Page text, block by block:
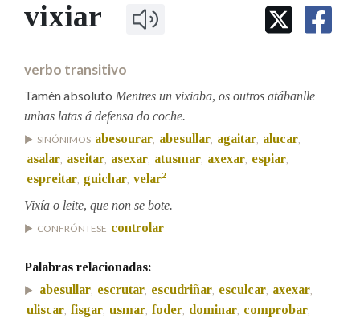
IDENTIDADE CORPORATIVA
MARCIAL DEL ADALID
FIGURAS HOMENAXEADAS
PRIMAVERA DAS LETRAS
PORTAL DAS PALABRAS
Facebook
TwitterYoutubeInstagram
Bluesky
BUSCAR NOS LEMAS
Remata por
Contén
vixiar
verbo transitivo
Tamén absoluto Mentres un vixiaba, os outros atábanlle
unhas latas á defensa do coche.
SINÓNIMOS abesourar, abesullar, agaitar, alucar,
asalar, aseitar, asexar, atusmar, axexar, espiar,
espreitar, guichar, velar2
Vixía o leite, que non se bote.
CONFRÓNTESE controlar
Palabras relacionadas:
abesullar, escrutar, escudriñar, esculcar, axexar,
uliscar, fisgar, usmar, foder, dominar, comprobar,